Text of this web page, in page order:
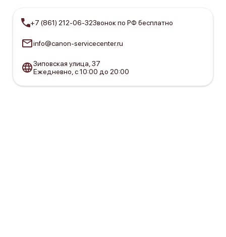
+7 (861) 212-06-32Звонок по РФ бесплатно
info@canon-servicecenter.ru
Зиповская улица, 37
Ежедневно, с 10:00 до 20:00